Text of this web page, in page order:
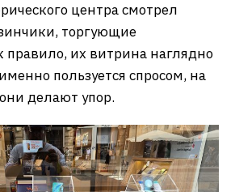
центра смотрел
торгующие
правило, их витрина наглядно
пользуется спросом, на
делают упор.